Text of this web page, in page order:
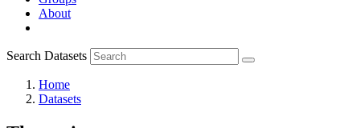
About
Search Datasets
Home
Datasets